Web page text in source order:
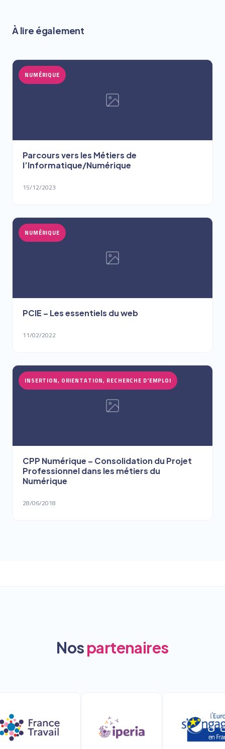
À lire également
NUMÉRIQUE
Parcours vers les Métiers de
l’Informatique/Numérique
15/12/2023
NUMÉRIQUE
PCIE – Les essentiels du web
11/02/2022
INSERTION, ORIENTATION, RECHERCHE D'EMPLOI
CPP Numérique – Consolidation du Projet
Professionnel dans les métiers du
Numérique
28/06/2018
Nospartenaires